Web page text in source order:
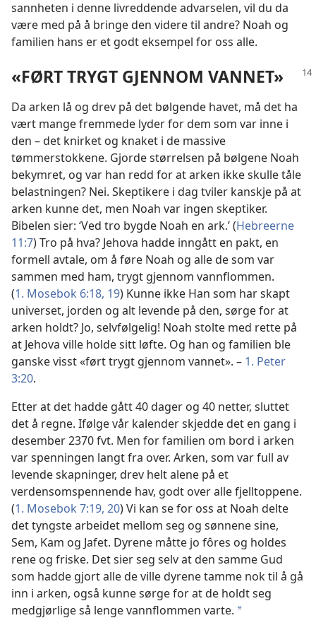
sannheten i denne livreddende advarselen, vil du da
være med på å bringe den videre til andre? Noah og
familien hans er et godt eksempel for oss alle.
«FØRT TRYGT GJENNOM VANNET»
Da arken lå og drev på det bølgende havet, må det ha
vært mange fremmede lyder for dem som var inne i
den – det knirket og knaket i de massive
tømmerstokkene. Gjorde størrelsen på bølgene Noah
bekymret, og var han redd for at arken ikke skulle tåle
belastningen? Nei. Skeptikere i dag tviler kanskje på at
arken kunne det, men Noah var ingen skeptiker.
Bibelen sier: ‘Ved tro bygde Noah en ark.’ (Hebreerne
11:7) Tro på hva? Jehova hadde inngått en pakt, en
formell avtale, om å føre Noah og alle de som var
sammen med ham, trygt gjennom vannflommen.
(1. Mosebok 6:18, 19) Kunne ikke Han som har skapt
universet, jorden og alt levende på den, sørge for at
arken holdt? Jo, selvfølgelig! Noah stolte med rette på
at Jehova ville holde sitt løfte. Og han og familien ble
ganske visst «ført trygt gjennom vannet». – 1. Peter
3:20.
Etter at det hadde gått 40 dager og 40 netter, sluttet
det å regne. Ifølge vår kalender skjedde det en gang i
desember 2370 fvt. Men for familien om bord i arken
var spenningen langt fra over. Arken, som var full av
levende skapninger, drev helt alene på et
verdensomspennende hav, godt over alle fjelltoppene.
(1. Mosebok 7:19, 20) Vi kan se for oss at Noah delte
det tyngste arbeidet mellom seg og sønnene sine,
Sem, Kam og Jafet. Dyrene måtte jo fôres og holdes
rene og friske. Det sier seg selv at den samme Gud
som hadde gjort alle de ville dyrene tamme nok til å gå
inn i arken, også kunne sørge for at de holdt seg
medgjørlige så lenge vannflommen varte. a